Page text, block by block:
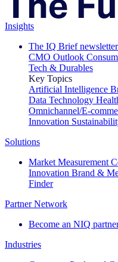
Insights
The IQ Brief
CMO Outlook
Tech & Durables
Key Topics
Artificial Intelligence
Data Technology
Omnichannel/E-
Innovation
Solutions
Market Measurement
Innovation Brand &
Finder
Partner Network
Become an NIQ
Industries